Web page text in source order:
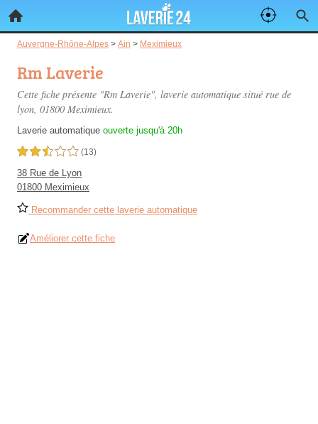
Auvergne-Rhône-Alpes > Ain > Meximieux
Rm Laverie
Cette fiche présente "Rm Laverie", laverie automatique situé rue de
lyon, 01800 Meximieux.
Laverie automatique ouverte jusqu'à 20h
2,5 étoiles sur 5 (13)
38 Rue de Lyon
01800 Meximieux
Recommander cette laverie automatique
Améliorer cette fiche